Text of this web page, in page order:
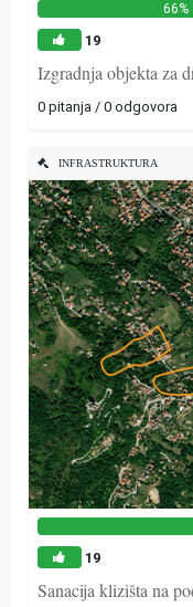
66%
19
Izgradnja objekta za
0 pitanja / 0 odgovora
INFRASTRUKTURA
19
Sanacija klizišta na